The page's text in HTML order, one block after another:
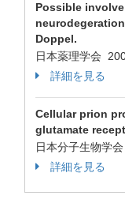
Possible
Doppel.
日本薬理学会
詳細を見る
Cellular prion
glutamate
日本分子生物学
詳細を見る